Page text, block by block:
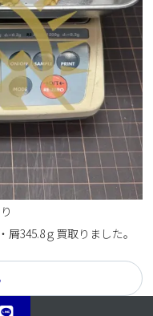
345.8ｇ買取りました。